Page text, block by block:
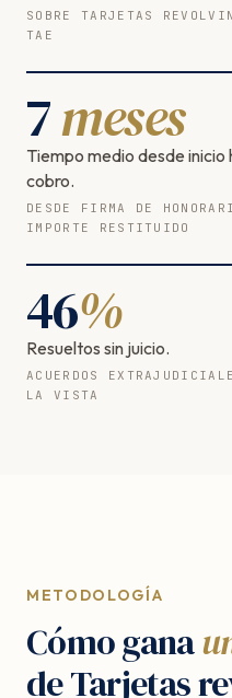
SOBRE TARJETAS
TAE
7meses
Tiempo medio desde inicio
cobro.
DESDE FIRMA DE
IMPORTE RESTITUIDO
46%
Resueltos sin juicio.
ACUERDOS
LA VISTA
METODOLOGÍA
Cómo gana
de Tarjetas